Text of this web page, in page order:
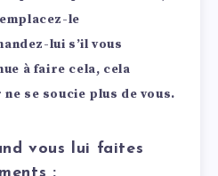
le
lui s’il vous
à faire cela, cela
se soucie plus de vous.
vous lui faites